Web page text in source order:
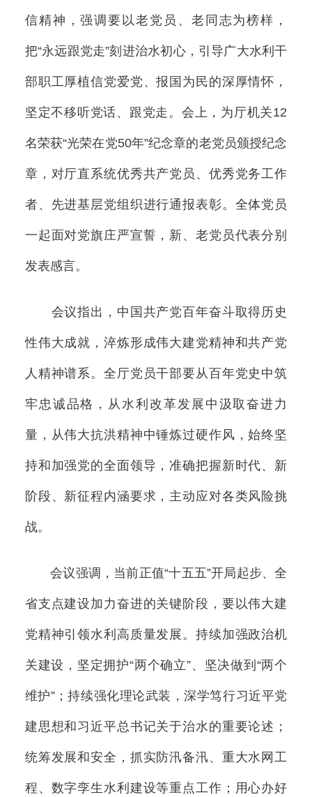
信精神，强调要以老党员、老同志为榜样，
把“永远跟党走”刻进治水初心，引导广大水利干
部职工厚植信党爱党、报国为民的深厚情怀，
坚定不移听党话、跟党走。会上，为厅机关12
名荣获“光荣在党50年”纪念章的老党员颁授纪念
章，对厅直系统优秀共产党员、优秀党务工作
者、先进基层党组织进行通报表彰。全体党员
一起面对党旗庄严宣誓，新、老党员代表分别
发表感言。
会议指出，中国共产党百年奋斗取得历史
性伟大成就，淬炼形成伟大建党精神和共产党
人精神谱系。全厅党员干部要从百年党史中筑
牢忠诚品格，从水利改革发展中汲取奋进力
量，从伟大抗洪精神中锤炼过硬作风，始终坚
持和加强党的全面领导，准确把握新时代、新
阶段、新征程内涵要求，主动应对各类风险挑
战。
会议强调，当前正值“十五五”开局起步、全
省支点建设加力奋进的关键阶段，要以伟大建
党精神引领水利高质量发展。持续加强政治机
关建设，坚定拥护“两个确立”、坚决做到“两个
维护”；持续强化理论武装，深学笃行习近平党
建思想和习近平总书记关于治水的重要论述；
统筹发展和安全，抓实防汛备汛、重大水网工
程、数字孪生水利建设等重点工作；用心办好